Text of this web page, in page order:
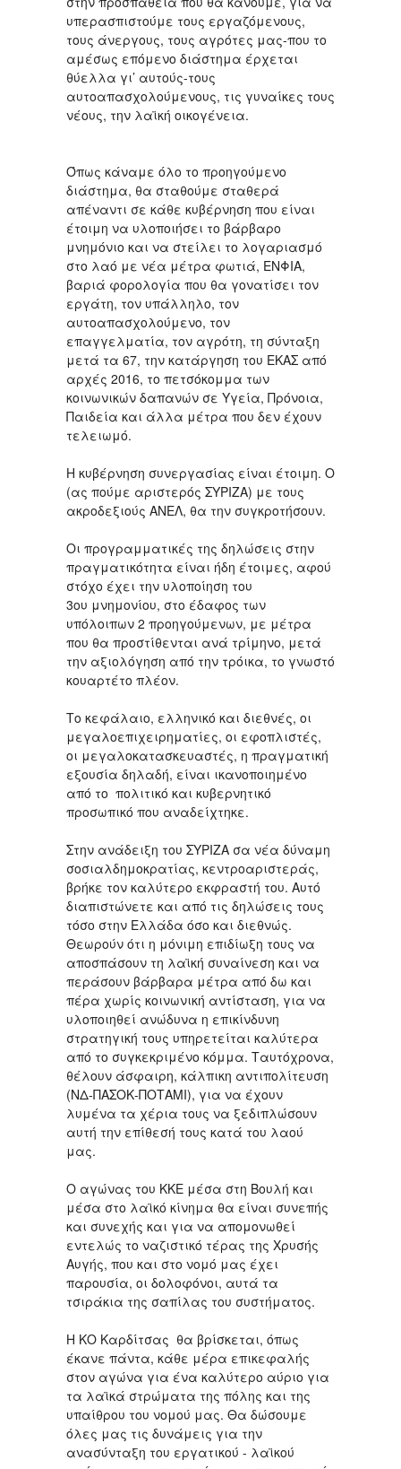
υπερασπιστούμε τους εργαζόμενους,
τους άνεργους, τους αγρότες μας-που το
αμέσως επόμενο διάστημα έρχεται
θύελλα γι’ αυτούς-τους
αυτοαπασχολούμενους, τις γυναίκες τους
νέους, την λαϊκή οικογένεια.
Όπως κάναμε όλο το προηγούμενο
διάστημα, θα σταθούμε σταθερά
απέναντι σε κάθε κυβέρνηση που είναι
έτοιμη να υλοποιήσει το βάρβαρο
μνημόνιο και να στείλει το λογαριασμό
στο λαό με νέα μέτρα φωτιά, ΕΝΦΙΑ,
βαριά φορολογία που θα γονατίσει τον
εργάτη, τον υπάλληλο, τον
αυτοαπασχολούμενο, τον
επαγγελματία, τον αγρότη, τη σύνταξη
μετά τα 67, την κατάργηση του ΕΚΑΣ από
αρχές 2016, το πετσόκομμα των
κοινωνικών δαπανών σε Υγεία, Πρόνοια,
Παιδεία και άλλα μέτρα που δεν έχουν
τελειωμό.
Η κυβέρνηση συνεργασίας είναι έτοιμη. Ο
(ας πούμε αριστερός ΣΥΡΙΖΑ) με τους
ακροδεξιούς ΑΝΕΛ, θα την συγκροτήσουν.
Οι προγραμματικές της δηλώσεις στην
πραγματικότητα είναι ήδη έτοιμες, αφού
στόχο έχει την υλοποίηση του
3ου μνημονίου, στο έδαφος των
υπόλοιπων 2 προηγούμενων, με μέτρα
που θα προστίθενται ανά τρίμηνο, μετά
την αξιολόγηση από την τρόικα, το γνωστό
κουαρτέτο πλέον.
Το κεφάλαιο, ελληνικό και διεθνές, οι
μεγαλοεπιχειρηματίες, οι εφοπλιστές,
οι μεγαλοκατασκευαστές, η πραγματική
εξουσία δηλαδή, είναι ικανοποιημένο
από το πολιτικό και κυβερνητικό
προσωπικό που αναδείχτηκε.
Στην ανάδειξη του ΣΥΡΙΖΑ σα νέα δύναμη
σοσιαλδημοκρατίας, κεντροαριστεράς,
βρήκε τον καλύτερο εκφραστή του. Αυτό
διαπιστώνετε και από τις δηλώσεις τους
τόσο στην Ελλάδα όσο και διεθνώς.
Θεωρούν ότι η μόνιμη επιδίωξη τους να
αποσπάσουν τη λαϊκή συναίνεση και να
περάσουν βάρβαρα μέτρα από δω και
πέρα χωρίς κοινωνική αντίσταση, για να
υλοποιηθεί ανώδυνα η επικίνδυνη
στρατηγική τους υπηρετείται καλύτερα
από το συγκεκριμένο κόμμα. Ταυτόχρονα,
θέλουν άσφαιρη, κάλπικη αντιπολίτευση
(ΝΔ-ΠΑΣΟΚ-ΠΟΤΑΜΙ), για να έχουν
λυμένα τα χέρια τους να ξεδιπλώσουν
αυτή την επίθεσή τους κατά του λαού
μας.
Ο αγώνας του ΚΚΕ μέσα στη Βουλή και
μέσα στο λαϊκό κίνημα θα είναι συνεπής
και συνεχής και για να απομονωθεί
εντελώς το ναζιστικό τέρας της Χρυσής
Αυγής, που και στο νομό μας έχει
παρουσία, οι δολοφόνοι, αυτά τα
τσιράκια της σαπίλας του συστήματος.
Η ΚΟ Καρδίτσας θα βρίσκεται, όπως
έκανε πάντα, κάθε μέρα επικεφαλής
στον αγώνα για ένα καλύτερο αύριο για
τα λαϊκά στρώματα της πόλης και της
υπαίθρου του νομού μας. Θα δώσουμε
όλες μας τις δυνάμεις για την
ανασύνταξη του εργατικού - λαϊκού